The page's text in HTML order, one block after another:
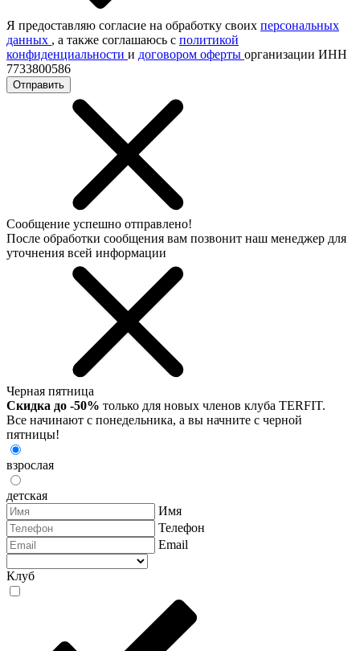
Я предоставляю согласие на обработку своих персональных
данных , а также соглашаюсь с политикой
конфиденциальности и договором оферты организации ИНН
7733800586
Отправить
Сообщение успешно отправлено!
После обработки сообщения вам позвонит наш менеджер для
уточнения всей информации
Черная пятница
Скидка до -50% только для новых членов клуба TERFIT.
Все начинают с понедельника, а вы начните с черной
пятницы!
взрослая
детская
Имя
Телефон
Email
Клуб